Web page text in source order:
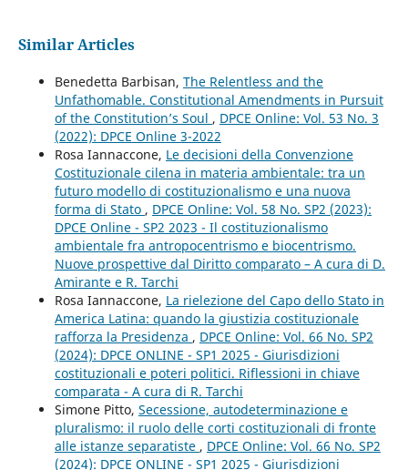
Similar Articles
Benedetta Barbisan, The Relentless and the
Unfathomable. Constitutional Amendments in Pursuit
of the Constitution’s Soul , DPCE Online: Vol. 53 No. 3
(2022): DPCE Online 3-2022
Rosa Iannaccone, Le decisioni della Convenzione
Costituzionale cilena in materia ambientale: tra un
futuro modello di costituzionalismo e una nuova
forma di Stato , DPCE Online: Vol. 58 No. SP2 (2023):
DPCE Online - SP2 2023 - Il costituzionalismo
ambientale fra antropocentrismo e biocentrismo.
Nuove prospettive dal Diritto comparato – A cura di D.
Amirante e R. Tarchi
Rosa Iannaccone, La rielezione del Capo dello Stato in
America Latina: quando la giustizia costituzionale
rafforza la Presidenza , DPCE Online: Vol. 66 No. SP2
(2024): DPCE ONLINE - SP1 2025 - Giurisdizioni
costituzionali e poteri politici. Riflessioni in chiave
comparata - A cura di R. Tarchi
Simone Pitto, Secessione, autodeterminazione e
pluralismo: il ruolo delle corti costituzionali di fronte
alle istanze separatiste , DPCE Online: Vol. 66 No. SP2
(2024): DPCE ONLINE - SP1 2025 - Giurisdizioni